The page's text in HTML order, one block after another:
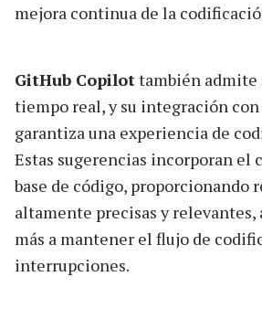
mejora continua de la
GitHub Copilottambién admite
tiempo real, y su integración con
garantiza una experiencia de
Estas sugerencias incorporan el
base de código, proporcionando
altamente precisas y relevantes,
más a mantener el flujo de
interrupciones.